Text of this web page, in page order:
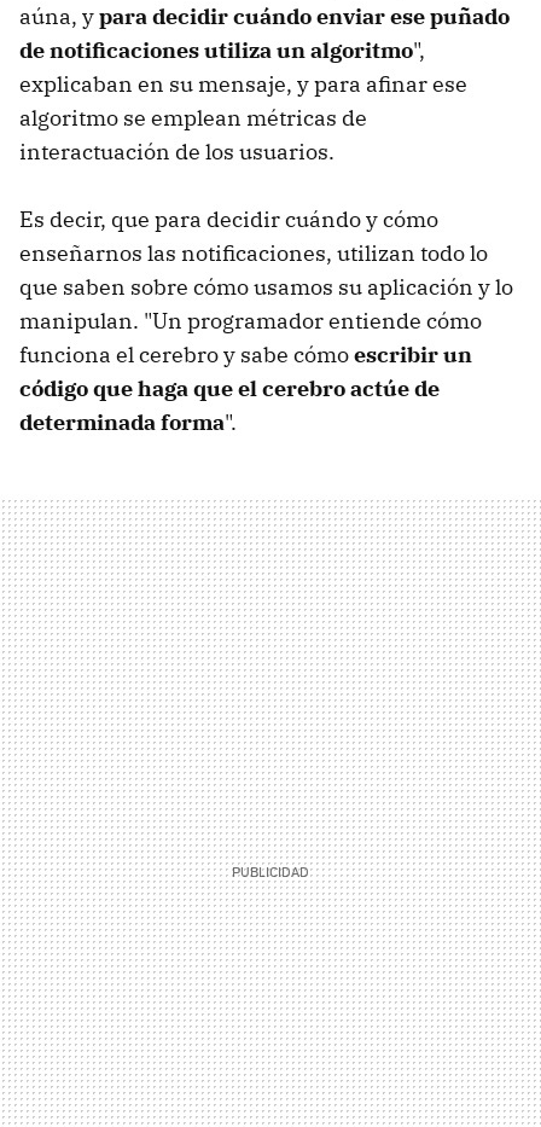
aúna, ypara decidir cuándo enviar ese puñado
de notificaciones utiliza un algoritmo",
explicaban en su mensaje, y para afinar ese
algoritmo se emplean métricas de
interactuación de los usuarios.
Es decir, que para decidir cuándo y cómo
enseñarnos las notificaciones, utilizan todo lo
que saben sobre cómo usamos su aplicación y lo
manipulan. "Un programador entiende cómo
funciona el cerebro y sabe cómoescribir un
código que haga que el cerebro actúe de
determinada forma".